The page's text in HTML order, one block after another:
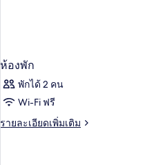
ห้องพัก
พักได้ 2 คน
Wi-Fi ฟรี
รายละเอียดเพิ่มเติม
ราย